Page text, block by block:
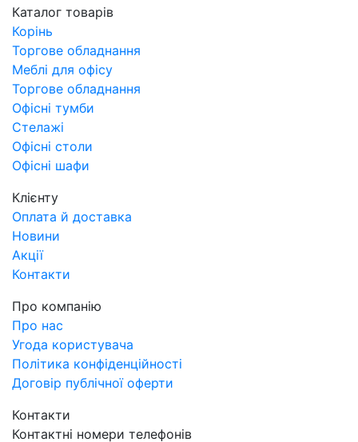
Серия Персонал
Артикул
Стол - 006
Каталог товарів
Корінь
Торгове обладнання
Меблі для офісу
Торгове обладнання
Офісні тумби
Стелажі
Офісні столи
Офісні шафи
Клієнту
Оплата й доставка
Новини
Акції
Контакти
Про компанію
Про нас
Угода користувача
Політика конфіденційності
Договір публічної оферти
Контакти
Контактні номери телефонів